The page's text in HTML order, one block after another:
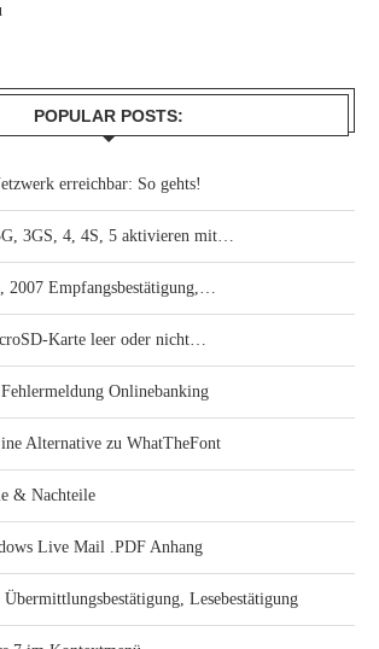
POPULAR POSTS:
erreichbar: So gehts!
3GS, 4, 4S, 5 aktivieren mit…
2007 Empfangsbestätigung,…
Karte leer oder nicht…
Onlinebanking
Alternative zu WhatTheFont
& Nachteile
Live Mail .PDF Anhang
Lesebestätigung